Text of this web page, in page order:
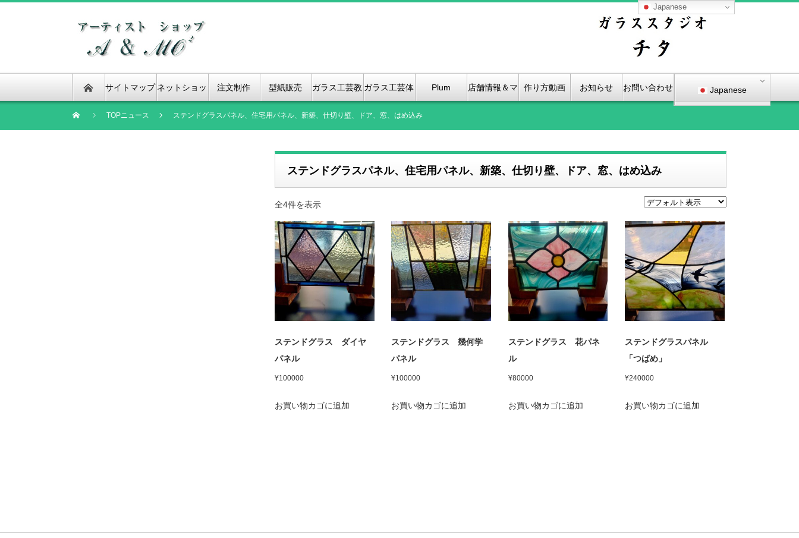
サイトマップ ネットショッ
プ
注文制作 型紙販売 ガラス工芸教
室
ガラス工芸体
験紹介
Plum
Bloosom &
Stained
店舗情報＆マ 作り方動画 お知らせ お問い合わせ Japanese
TOPニュース ステンドグラスパネル、住宅用パネル、新築、仕切り壁、ドア、窓、はめ込み
ステンドグラスパネル、住宅用パネル、新築、仕切り壁、ドア、窓、はめ込み
全4件を表示
ステンドグラス ダイヤ
パネル
¥100000
お買い物カゴに追加
ステンドグラス 幾何学
パネル
¥100000
お買い物カゴに追加
ステンドグラス 花パネ
ル
¥80000
お買い物カゴに追加
ステンドグラスパネル
「つばめ」
¥240000
お買い物カゴに追加
Japanese